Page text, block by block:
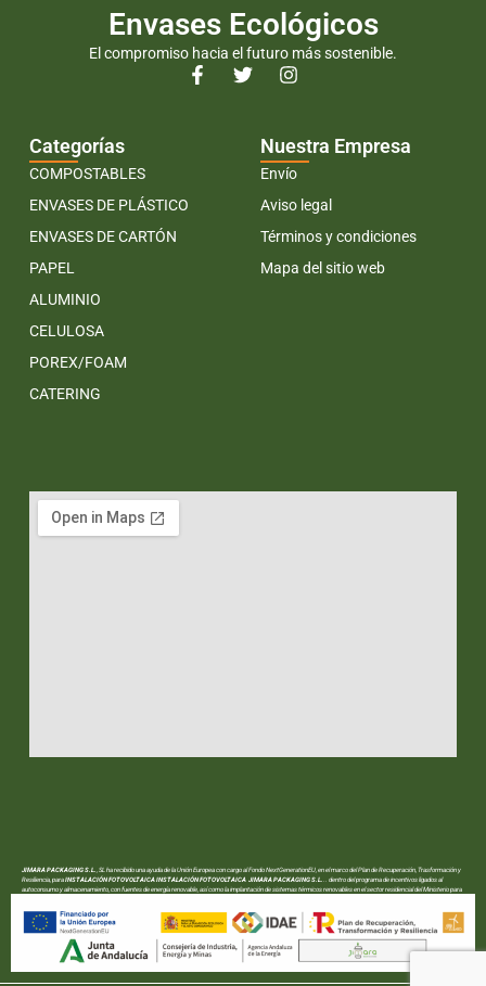
Envases Ecológicos
El compromiso hacia el futuro más sostenible.
Categorías
COMPOSTABLES
ENVASES DE PLÁSTICO
ENVASES DE CARTÓN
PAPEL
ALUMINIO
CELULOSA
POREX/FOAM
CATERING
Nuestra Empresa
Envío
Aviso legal
Términos y condiciones
Mapa del sitio web
JIMARA PACKAGING S.L.
, SL ha recibido una ayuda de la Unión Europea con cargo al Fondo NextGenerationEU, en el marco del Plan de Recuperación, Trasformación y
Resiliencia, paraINSTALACIÓN FOTOVOLTAICA INSTALACIÓN FOTOVOLTAICA JIMARA PACKAGING S.L.
.. dentro del programa de incentivos ligados al
autoconsumo y almacenamiento, con fuentes de energía renovable, así como la implantación de sistemas térmicos renovables en el sector residencial del Ministerio para